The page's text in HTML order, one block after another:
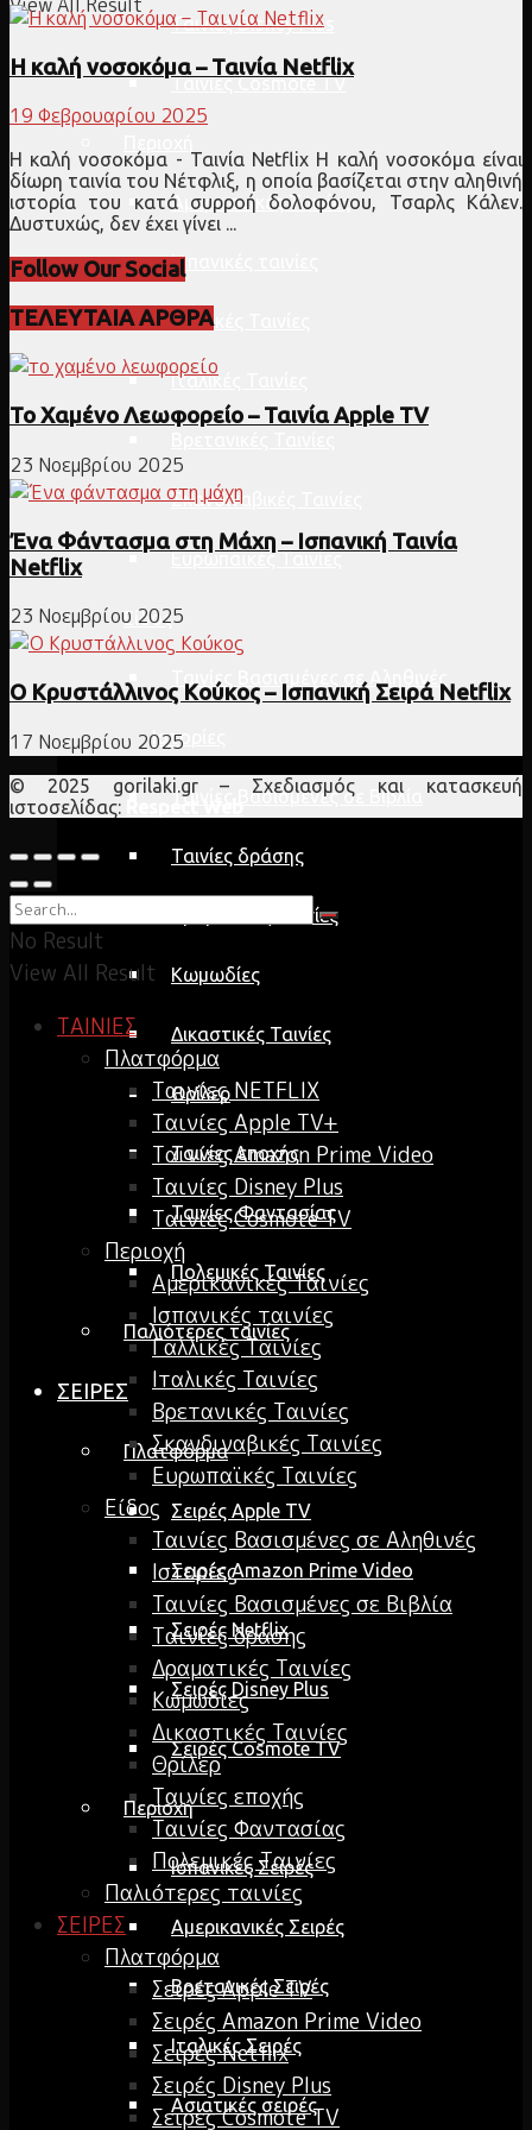
Ταινίες Disney Plus
Ταινίες Cosmote TV
Αμερικανικές Ταινίες
Ισπανικές ταινίες
Γαλλικές Ταινίες
Ιταλικές Ταινίες
Σκανδιναβικές Ταινίες
Ευρωπαϊκές Ταινίες
Είδος
Ταινίες Βασισμένες σε Αληθινές
Ιστορίες
Ταινίες Βασισμένες σε Βιβλία
Ταινίες δράσης
Δραματικές Ταινίες
Κωμωδίες
Δικαστικές Ταινίες
Θρίλερ
Ταινίες εποχής
Ταινίες Φαντασίας
Πολεμικές Ταινίες
Παλιότερες ταινίες
ΣΕΙΡΕΣ
Πλατφόρμα
Σειρές Apple TV
Σειρές Amazon Prime Video
Σειρές Netflix
Σειρές Disney Plus
Σειρές Cosmote TV
Περιοχή
Ισπανικές Σειρές
Αμερικανικές Σειρές
Βρετανικές Σειρές
Ιταλικές Σειρές
Ασιατικές σειρές
Η καλή νοσοκόμα – Ταινία Netflix
19 Φεβρουαρίου 2025
Η καλή νοσοκόμα - Ταινία Netflix Η καλή νοσοκόμα είναι
δίωρη ταινία του Νέτφλιξ, η οποία βασίζεται στην αληθινή
ιστορία του κατά συρροή δολοφόνου, Τσαρλς Κάλεν.
Δυστυχώς, δεν έχει γίνει ...
Follow Our Social
ΤΕΛΕΥΤΑΙΑ ΑΡΘΡΑ
Το Χαμένο Λεωφορείο – Ταινία Apple TV
23 Νοεμβρίου 2025
Ένα Φάντασμα στη Μάχη – Ισπανική Ταινία
Netflix
23 Νοεμβρίου 2025
Ο Κρυστάλλινος Κούκος – Ισπανική Σειρά Netflix
17 Νοεμβρίου 2025
© 2025 gorilaki.gr – Σχεδιασμός και κατασκευή
ιστοσελίδας:
No Result
View All Result
ΤΑΙΝΙΕΣ
Πλατφόρμα
Ταινίες NETFLIX
Ταινίες Apple TV+
Ταινίες Amazon Prime Video
Ταινίες Disney Plus
Ταινίες Cosmote TV
Περιοχή
Αμερικανικές Ταινίες
Ισπανικές ταινίες
Γαλλικές Ταινίες
Ιταλικές Ταινίες
Βρετανικές Ταινίες
Σκανδιναβικές Ταινίες
Ευρωπαϊκές Ταινίες
Είδος
Ταινίες Βασισμένες σε Αληθινές
Ιστορίες
Ταινίες Βασισμένες σε Βιβλία
Ταινίες δράσης
Δραματικές Ταινίες
Κωμωδίες
Δικαστικές Ταινίες
Θρίλερ
Ταινίες εποχής
Ταινίες Φαντασίας
Πολεμικές Ταινίες
Παλιότερες ταινίες
ΣΕΙΡΕΣ
Πλατφόρμα
Σειρές Apple TV
Σειρές Amazon Prime Video
Σειρές Netflix
Σειρές Disney Plus
Σειρές Cosmote TV